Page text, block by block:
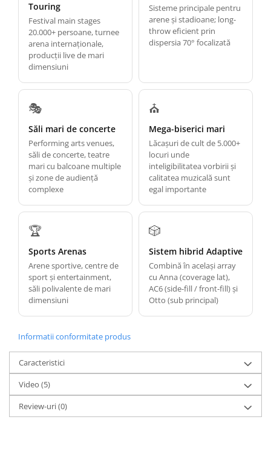
Touring
Festival main stages
20.000+ persoane, turnee
arena internaționale,
producții live de mari
dimensiuni
Sisteme principale pentru
arene și stadioane; long-
throw eficient prin
dispersia 70° focalizată
🎭
Săli mari de concerte
Performing arts venues,
săli de concerte, teatre
mari cu balcoane multiple
și zone de audiență
complexe
⛪
Mega-biserici mari
Lăcașuri de cult de 5.000+
locuri unde
inteligibilitatea vorbirii și
calitatea muzicală sunt
egal importante
🏆
Sports Arenas
Arene sportive, centre de
sport și entertainment,
săli polivalente de mari
dimensiuni
🎲️
Sistem hibrid Adaptive
Combină în același array
cu Anna (coverage lat),
AC6 (side-fill / front-fill) și
Otto (sub principal)
Informatii conformitate produs
Caracteristici
Video (5)
Review-uri(0)